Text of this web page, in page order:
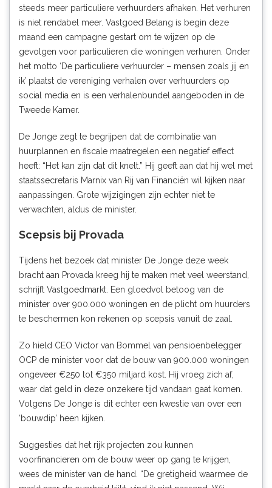
steeds meer particuliere verhuurders afhaken. Het verhuren
is niet rendabel meer. Vastgoed Belang is begin deze
maand een campagne gestart om te wijzen op de
gevolgen voor particulieren die woningen verhuren. Onder
het motto ‘De particuliere verhuurder – mensen zoals jij en
ik’ plaatst de vereniging verhalen over verhuurders op
social media en is een verhalenbundel aangeboden in de
Tweede Kamer.
De Jonge zegt te begrijpen dat de combinatie van
huurplannen en fiscale maatregelen een negatief effect
heeft: “Het kan zijn dat dit knelt.” Hij geeft aan dat hij wel met
staatssecretaris Marnix van Rij van Financiën wil kijken naar
aanpassingen. Grote wijzigingen zijn echter niet te
verwachten, aldus de minister.
Scepsis bij Provada
Tijdens het bezoek dat minister De Jonge deze week
bracht aan Provada kreeg hij te maken met veel weerstand,
schrijft Vastgoedmarkt . Een gloedvol betoog van de
minister over 900.000 woningen en de plicht om huurders
te beschermen kon rekenen op scepsis vanuit de zaal.
Zo hield CEO Victor van Bommel van pensioenbelegger
OCP de minister voor dat de bouw van 900.000 woningen
ongeveer €250 tot €350 miljard kost. Hij vroeg zich af,
waar dat geld in deze onzekere tijd vandaan gaat komen.
Volgens De Jonge is dit echter een kwestie van over een
‘bouwdip’ heen kijken.
Suggesties dat het rijk projecten zou kunnen
voorfinancieren om de bouw weer op gang te krijgen,
wees de minister van de hand. “De gretigheid waarmee de